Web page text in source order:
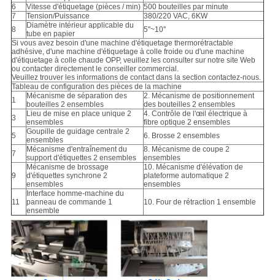
6
Vitesse d'étiquetage (pièces / min) 500 bouteilles par minute
7
Tension/Puissance
380/220 VAC, 6KW
8
Diamètre intérieur applicable du
tube en papier
5''~10''
Si vous avez besoin d'une machine d'étiquetage thermorétractable
adhésive, d'une machine d'étiquetage à colle froide ou d'une machine
d'étiquetage à colle chaude OPP, veuillez les consulter sur notre site Web
ou contacter directement le conseiller commercial.
Veuillez trouver les informations de contact dans la section contactez-nous.
Tableau de configuration des pièces de la machine
1
Mécanisme de séparation des
bouteilles 2 ensembles
2. Mécanisme de positionnement
des bouteilles 2 ensembles
3
Lieu de mise en place unique 2
ensembles
4. Contrôle de l'œil électrique à
fibre optique 2 ensembles
5
Goupille de guidage centrale 2
ensembles
6. Brosse 2 ensembles
7
Mécanisme d'entraînement du
support d'étiquettes 2 ensembles
8. Mécanisme de coupe 2
ensembles
9
Mécanisme de brossage
d'étiquettes synchrone 2
ensembles
10. Mécanisme d'élévation de
plateforme automatique 2
ensembles
11
Interface homme-machine du
panneau de commande 1
ensemble
10. Four de rétraction 1 ensemble